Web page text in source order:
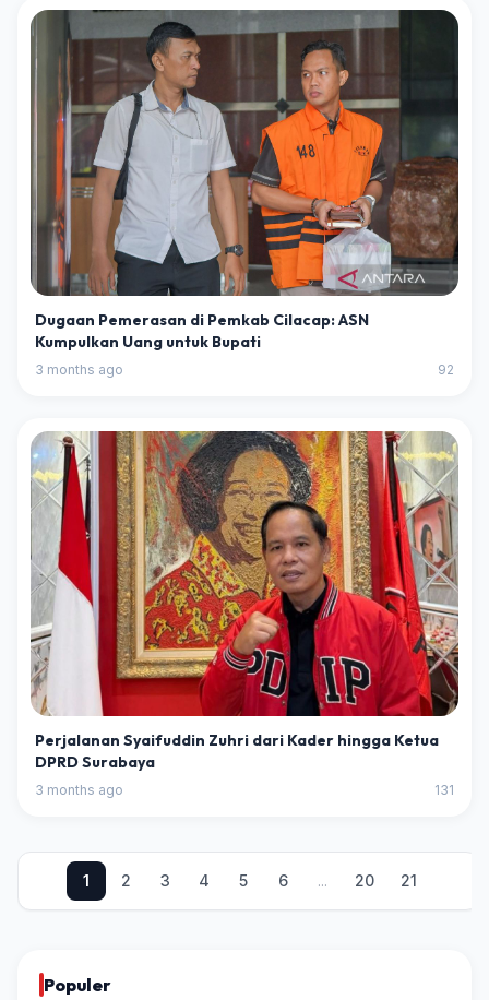
Dugaan Pemerasan di Pemkab Cilacap: ASN
Kumpulkan Uang untuk Bupati
3 months ago 92
Perjalanan Syaifuddin Zuhri dari Kader hingga Ketua
DPRD Surabaya
3 months ago 131
1 2 3 4 5 6 ... 20 21
Populer